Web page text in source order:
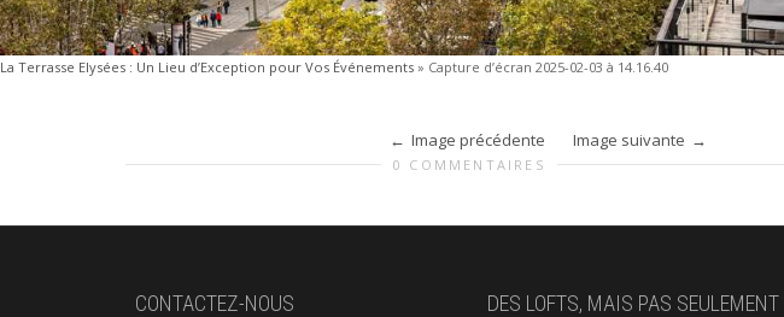
La Terrasse Elysées : Un Lieu d’Exception pour Vos Événements » Capture d’écran 2025-02-03 à 14.16.40
Image précédente Image suivante
0 COMMENTAIRES
CONTACTEZ-NOUS DES LOFTS, MAIS PAS SEULEMENT …